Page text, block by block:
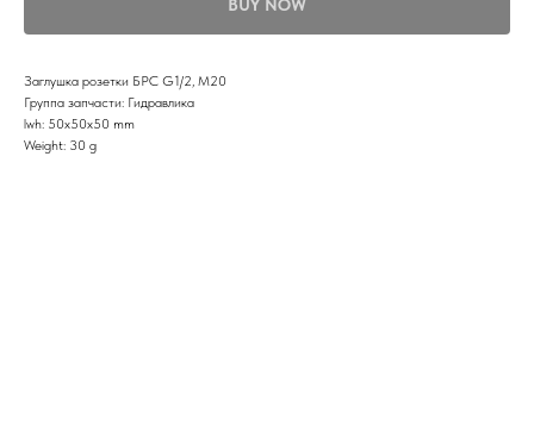
BUY NOW
Заглушка розетки БРС G1/2, М20
Группа запчасти: Гидравлика
lwh: 50x50x50 mm
Weight: 30 g